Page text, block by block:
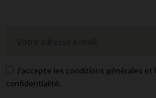
J'accepte les conditions générales et
confidentialité.